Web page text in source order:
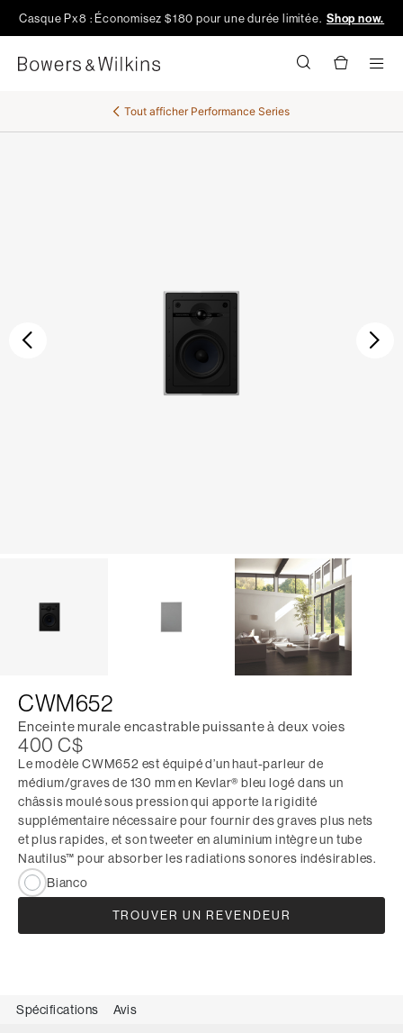
Casque Px8 : Économisez $180 pour une durée limitée. Shop now.
Tout afficher Performance Series
CWM652
Enceinte murale encastrable puissante à deux voies
400 C$
Le modèle CWM652 est équipé d’un haut-parleur de
médium/graves de 130 mm en Kevlar® bleu logé dans un
châssis moulé sous pression qui apporte la rigidité
supplémentaire nécessaire pour fournir des graves plus nets
et plus rapides, et son tweeter en aluminium intègre un tube
Nautilus™ pour absorber les radiations sonores indésirables.
Bianco
TROUVER UN REVENDEUR
Spécifications Avis